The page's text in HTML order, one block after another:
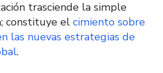
trasciende la simple
constituye el cimiento sobre
las nuevas estrategias de
.